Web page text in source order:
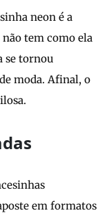
neon é a
tem como ela
se tornou
moda. Afinal, o
em formatos